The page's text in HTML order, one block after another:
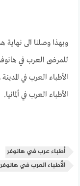
وبهذا وصلنا الى نهاية
للمرضى العرب في
الأطباء العرب في
الأطباء العرب في ألمانيا.
أطباء عرب في هانوفر
الأطباء العرب في هانوفر